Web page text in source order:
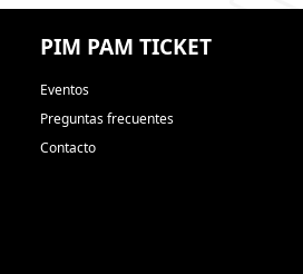
PIM PAM TICKET
Eventos
Preguntas frecuentes
Contacto